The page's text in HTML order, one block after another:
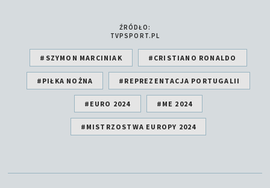
ŹRÓDŁO:
TVPSPORT.PL
#SZYMON MARCINIAK #CRISTIANO RONALDO
#PIŁKA NOŻNA #REPREZENTACJA PORTUGALII
#EURO 2024 #ME 2024
#MISTRZOSTWA EUROPY 2024